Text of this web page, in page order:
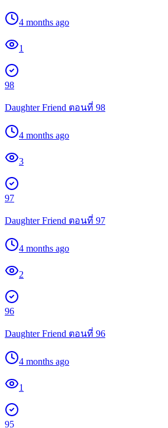
4 months ago
1
98
Daughter Friend ตอนที่ 98
4 months ago
3
97
Daughter Friend ตอนที่ 97
4 months ago
2
96
Daughter Friend ตอนที่ 96
4 months ago
1
95